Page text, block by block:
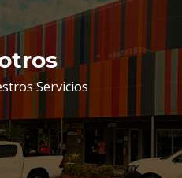
Servicios